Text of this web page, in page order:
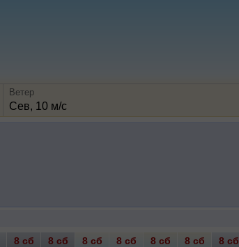
Ветер
Сев, 10 м/с
8 сб 8 сб 8 сб 8 сб 8 сб 8 сб 8 сб